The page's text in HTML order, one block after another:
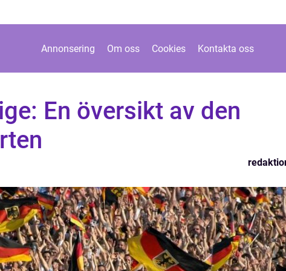
Annonsering Om oss Cookies Kontakta oss
En översikt av den